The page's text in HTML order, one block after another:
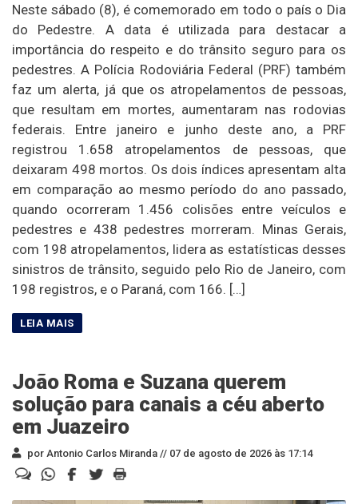
Neste sábado (8), é comemorado em todo o país o Dia
do Pedestre. A data é utilizada para destacar a
importância do respeito e do trânsito seguro para os
pedestres. A Polícia Rodoviária Federal (PRF) também
faz um alerta, já que os atropelamentos de pessoas,
que resultam em mortes, aumentaram nas rodovias
federais. Entre janeiro e junho deste ano, a PRF
registrou 1.658 atropelamentos de pessoas, que
deixaram 498 mortos. Os dois índices apresentam alta
em comparação ao mesmo período do ano passado,
quando ocorreram 1.456 colisões entre veículos e
pedestres e 438 pedestres morreram. Minas Gerais,
com 198 atropelamentos, lidera as estatísticas desses
sinistros de trânsito, seguido pelo Rio de Janeiro, com
198 registros, e o Paraná, com 166. […]
João Roma e Suzana querem
solução para canais a céu aberto
em Juazeiro
por Antonio Carlos Miranda // 07 de agosto de 2026 às 17:14